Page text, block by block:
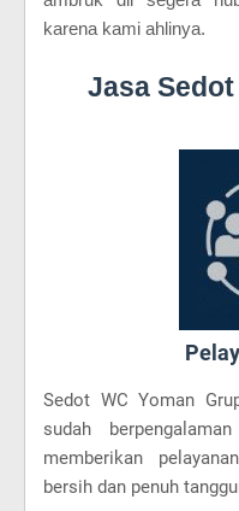
karena kami ahlinya.
Jasa
Sedot WC Yoman
sudah
memberikan
bersih dan penuh